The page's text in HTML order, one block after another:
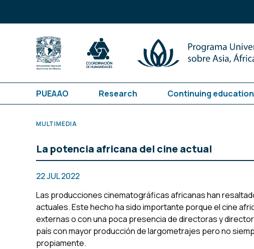
PUEAAO Research Continuing education
MULTIMEDIA
La potencia africana del cine actual
22 JUL 2022
Las producciones cinematográficas africanas han
actuales. Este hecho ha sido importante porque el cine
externas o con una poca presencia de directoras y
país con mayor producción de largometrajes pero no
propiamente.